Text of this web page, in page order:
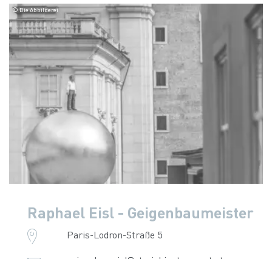
© Die Abbilderei
Raphael Eisl - Geigenbaumeister
Paris-Lodron-Straße 5